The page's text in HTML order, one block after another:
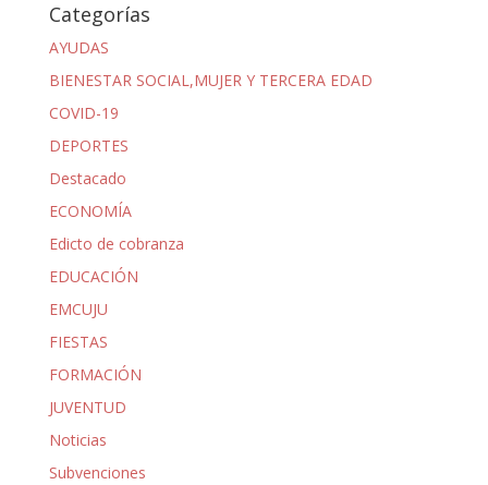
Categorías
AYUDAS
BIENESTAR SOCIAL,MUJER Y TERCERA EDAD
COVID-19
DEPORTES
Destacado
ECONOMÍA
Edicto de cobranza
EDUCACIÓN
EMCUJU
FIESTAS
FORMACIÓN
JUVENTUD
Noticias
Subvenciones